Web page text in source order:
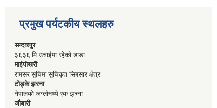
प्रमुख पर्यटकीय स्थलहरु
सन्दकपुर
३६३६ मि उचाईमा रहेको डाडा
माईपोखरी
रामसर सुचिमा सुचिकृत सिमसार क्षेत्र
टोड्के झरना
नेपालको अग्लोमध्ये एक झरना
जौबारी